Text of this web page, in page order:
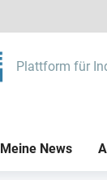
Plattform für
Meine News